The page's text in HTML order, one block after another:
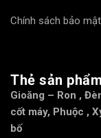
Chính sách bảo
Thẻ sản
Gioăng – Ron ,
cốt máy, Phuộc ,
bố